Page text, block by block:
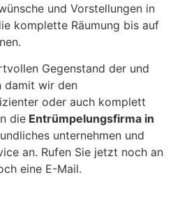
und Vorstellungen in
komplette Räumung bis auf
Gegenstand der und
damit wir den
oder auch komplett
die Entrümpelungsfirma in
unternehmen und
an. Rufen Sie jetzt noch an
eine E-Mail.